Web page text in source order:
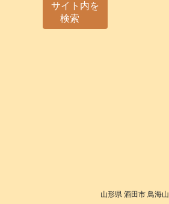
サイト内を
検索
山形県 酒田市 鳥海山